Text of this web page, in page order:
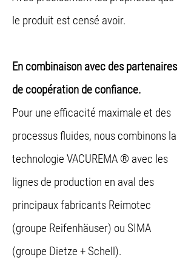
le produit est censé avoir.
En combinaison avec des partenaires
de coopération de confiance.
Pour une efficacité maximale et des
processus fluides, nous combinons la
technologie VACUREMA ® avec les
lignes de production en aval des
principaux fabricants Reimotec
(groupe Reifenhäuser) ou SIMA
(groupe Dietze + Schell).